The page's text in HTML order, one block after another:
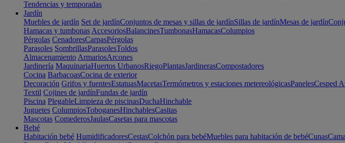
Tendencias y temporadas
Jardín
Muebles de jardín Set de jardínConjuntos de mesas y sillas de jardínSillas de jardínMesas de jardín
Hamacas y tumbonas AccesoriosBalancinesTumbonasHamacasColumpios
Pérgolas CenadoresCarpasPérgolas
Parasoles SombrillasParasolesToldos
Almacenamiento ArmariosArcones
Jardinería MaquinariaHuertos UrbanosRiegoPlantasJardinerasCompostadores
Cocina BarbacoasCocina de exterior
Decoración Grifos y fuentesEstatuasMacetasTermómetros y estaciones metereológicasPanelesCesped
Textil Cojines de jardínFundas de jardín
Piscina PlegableLimpieza de piscinasDuchaHinchable
Juguetes ColumpiosToboganesHinchablesCasitas
Mascotas ComederosJaulasCasetas para mascotas
Bebé
Habitación bebé HumidificadoresCestasColchón para bebéMuebles para habitación de bebéCunas